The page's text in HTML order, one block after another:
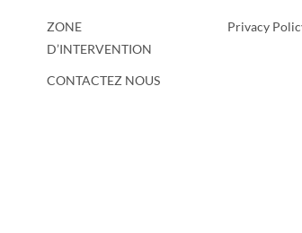
ZONE
D’INTERVENTION
CONTACTEZ NOUS
Privacy